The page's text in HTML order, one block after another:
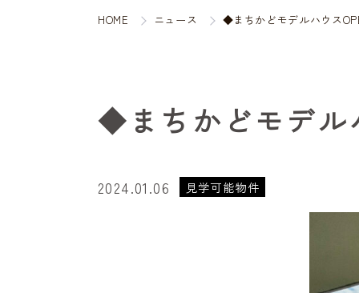
HOME ニュース ◆まちかどモデルハウス
◆まちかどモデ
2024.01.06 見学可能物件